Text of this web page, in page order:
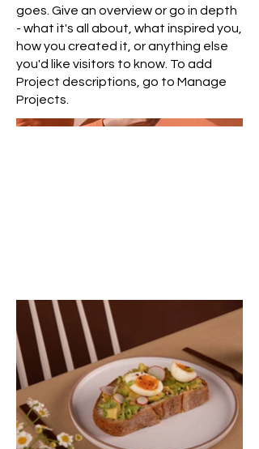
goes. Give an overview or go in depth
- what it's all about, what inspired you,
how you created it, or anything else
you'd like visitors to know. To add
Project descriptions, go to Manage
Projects.